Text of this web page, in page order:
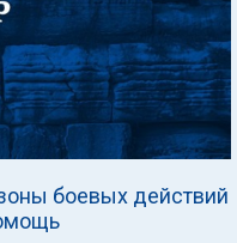
боевых действий